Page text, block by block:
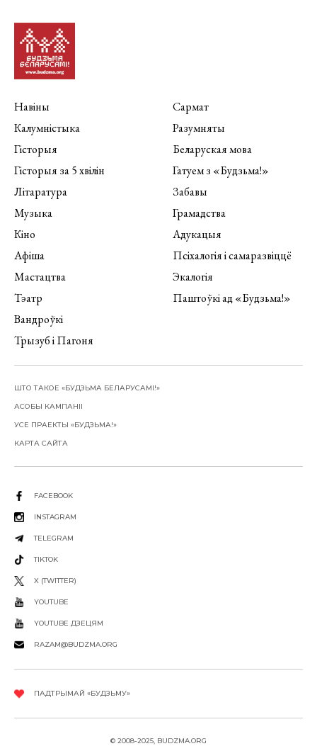
Навіны
Калумністыка
Гісторыя
Гісторыя за 5 хвілін
Літаратура
Музыка
Кіно
Афіша
Мастацтва
Тэатр
Вандроўкі
Трызуб і Пагоня
Сармат
Разумняты
Беларуская мова
Гатуем з «Будзьма!»
Забавы
Грамадства
Адукацыя
Псіхалогія і самаразвіццё
Экалогія
Паштоўкі ад «Будзьма!»
ШТО ТАКОЕ «БУДЗЬМА БЕЛАРУСАМІ!»
АСОБЫ КАМПАНІІ
УСЕ ПРАЕКТЫ «БУДЗЬМА!»
КАРТА САЙТА
FACEBOOK
INSTAGRAM
TELEGRAM
TIKTOK
X (TWITTER)
YOUTUBE
YOUTUBE ДЗЕЦЯМ
RAZAM@BUDZMA.ORG
ПАДТРЫМАЙ «БУДЗЬМУ»
© 2008-2025, BUDZMA.ORG